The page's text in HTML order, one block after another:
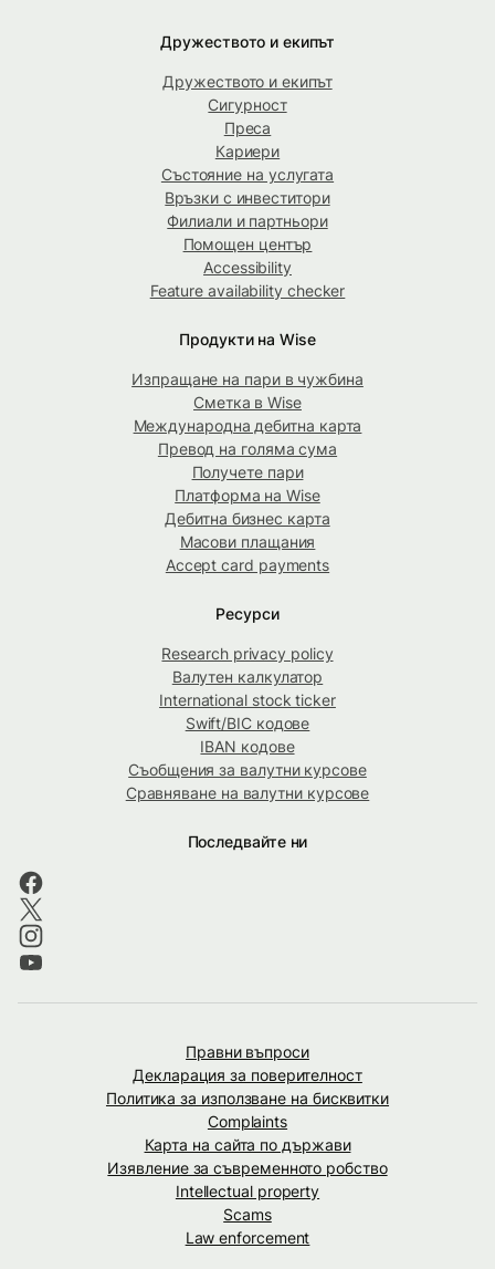
Дружеството и екипът
Дружеството и екипът
Сигурност
Преса
Кариери
Състояние на услугата
Връзки с инвеститори
Филиали и партньори
Помощен център
Accessibility
Feature availability checker
Продукти на Wise
Изпращане на пари в чужбина
Сметка в Wise
Международна дебитна карта
Превод на голяма сума
Получете пари
Платформа на Wise
Дебитна бизнес карта
Масови плащания
Accept card payments
Ресурси
Research privacy policy
Валутен калкулатор
International stock ticker
Swift/BIC кодове
IBAN кодове
Съобщения за валутни курсове
Сравняване на валутни курсове
Последвайте ни
Правни въпроси
Декларация за поверителност
Политика за използване на бисквитки
Complaints
Карта на сайта по държави
Изявление за съвременното робство
Intellectual property
Scams
Law enforcement